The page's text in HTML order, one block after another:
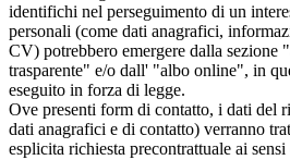
identifichi nel perseguimento di un
personali (come dati anagrafici,
CV) potrebbero emergere dalla sezione
trasparente" e/o dall' "albo online", in
eseguito in forza di legge.
Ove presenti form di contatto, i dati del
dati anagrafici e di contatto) verranno
esplicita richiesta precontrattuale ai